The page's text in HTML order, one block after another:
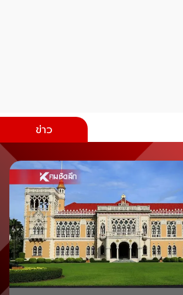
ข่าว